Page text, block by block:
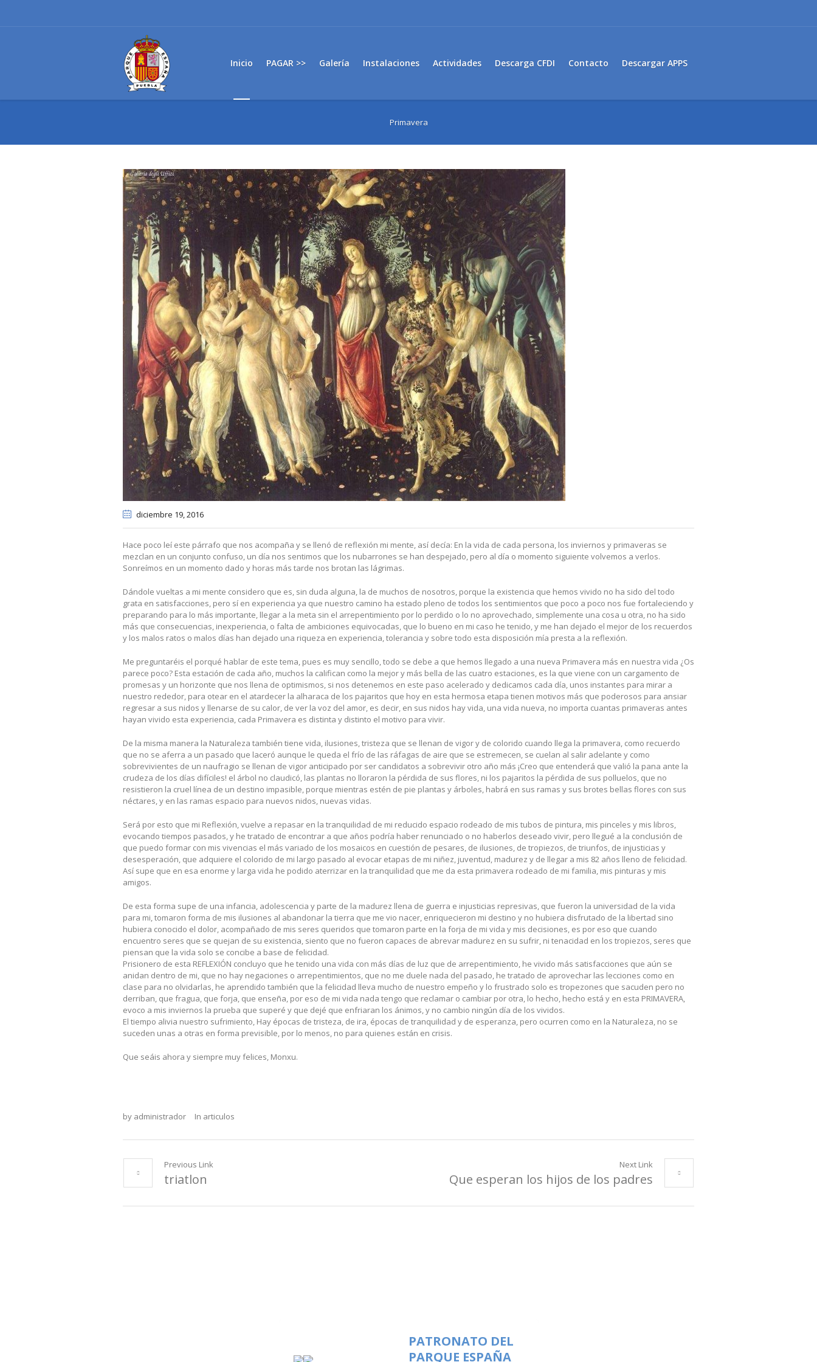
Inicio PAGAR >> Galería Instalaciones Actividades Descarga CFDI Contacto Descargar APPS
Primavera
diciembre 19, 2016
Hace poco leí este párrafo que nos acompaña y se llenó de reflexión mi mente, así decía: En la vida de cada persona, los inviernos y primaveras se
mezclan en un conjunto confuso, un día nos sentimos que los nubarrones se han despejado, pero al día o momento siguiente volvemos a verlos.
Sonreímos en un momento dado y horas más tarde nos brotan las lágrimas.
Dándole vueltas a mi mente considero que es, sin duda alguna, la de muchos de nosotros, porque la existencia que hemos vivido no ha sido del todo
grata en satisfacciones, pero sí en experiencia ya que nuestro camino ha estado pleno de todos los sentimientos que poco a poco nos fue fortaleciendo y
preparando para lo más importante, llegar a la meta sin el arrepentimiento por lo perdido o lo no aprovechado, simplemente una cosa u otra, no ha sido
más que consecuencias, inexperiencia, o falta de ambiciones equivocadas, que lo bueno en mi caso he tenido, y me han dejado el mejor de los recuerdos
y los malos ratos o malos días han dejado una riqueza en experiencia, tolerancia y sobre todo esta disposición mía presta a la reflexión.
Me preguntaréis el porqué hablar de este tema, pues es muy sencillo, todo se debe a que hemos llegado a una nueva Primavera más en nuestra vida ¿Os
parece poco? Esta estación de cada año, muchos la califican como la mejor y más bella de las cuatro estaciones, es la que viene con un cargamento de
promesas y un horizonte que nos llena de optimismos, si nos detenemos en este paso acelerado y dedicamos cada día, unos instantes para mirar a
nuestro rededor, para otear en el atardecer la alharaca de los pajaritos que hoy en esta hermosa etapa tienen motivos más que poderosos para ansiar
regresar a sus nidos y llenarse de su calor, de ver la voz del amor, es decir, en sus nidos hay vida, una vida nueva, no importa cuantas primaveras antes
hayan vivido esta experiencia, cada Primavera es distinta y distinto el motivo para vivir.
De la misma manera la Naturaleza también tiene vida, ilusiones, tristeza que se llenan de vigor y de colorido cuando llega la primavera, como recuerdo
que no se aferra a un pasado que laceró aunque le queda el frío de las ráfagas de aire que se estremecen, se cuelan al salir adelante y como
sobrevivientes de un naufragio se llenan de vigor anticipado por ser candidatos a sobrevivir otro año más ¡Creo que entenderá que valió la pana ante la
crudeza de los días difíciles! el árbol no claudicó, las plantas no lloraron la pérdida de sus flores, ni los pajaritos la pérdida de sus polluelos, que no
resistieron la cruel línea de un destino impasible, porque mientras estén de pie plantas y árboles, habrá en sus ramas y sus brotes bellas flores con sus
néctares, y en las ramas espacio para nuevos nidos, nuevas vidas.
Será por esto que mi Reflexión, vuelve a repasar en la tranquilidad de mi reducido espacio rodeado de mis tubos de pintura, mis pinceles y mis libros,
evocando tiempos pasados, y he tratado de encontrar a que años podría haber renunciado o no haberlos deseado vivir, pero llegué a la conclusión de
que puedo formar con mis vivencias el más variado de los mosaicos en cuestión de pesares, de ilusiones, de tropiezos, de triunfos, de injusticias y
desesperación, que adquiere el colorido de mi largo pasado al evocar etapas de mi niñez, juventud, madurez y de llegar a mis 82 años lleno de felicidad.
Así supe que en esa enorme y larga vida he podido aterrizar en la tranquilidad que me da esta primavera rodeado de mi familia, mis pinturas y mis
amigos.
De esta forma supe de una infancia, adolescencia y parte de la madurez llena de guerra e injusticias represivas, que fueron la universidad de la vida
para mi, tomaron forma de mis ilusiones al abandonar la tierra que me vio nacer, enriquecieron mi destino y no hubiera disfrutado de la libertad sino
hubiera conocido el dolor, acompañado de mis seres queridos que tomaron parte en la forja de mi vida y mis decisiones, es por eso que cuando
encuentro seres que se quejan de su existencia, siento que no fueron capaces de abrevar madurez en su sufrir, ni tenacidad en los tropiezos, seres que
piensan que la vida solo se concibe a base de felicidad.
Prisionero de esta REFLEXIÓN concluyo que he tenido una vida con más días de luz que de arrepentimiento, he vivido más satisfacciones que aún se
anidan dentro de mi, que no hay negaciones o arrepentimientos, que no me duele nada del pasado, he tratado de aprovechar las lecciones como en
clase para no olvidarlas, he aprendido también que la felicidad lleva mucho de nuestro empeño y lo frustrado solo es tropezones que sacuden pero no
derriban, que fragua, que forja, que enseña, por eso de mi vida nada tengo que reclamar o cambiar por otra, lo hecho, hecho está y en esta PRIMAVERA,
evoco a mis inviernos la prueba que superé y que dejé que enfriaran los ánimos, y no cambio ningún día de los vividos.
El tiempo alivia nuestro sufrimiento, Hay épocas de tristeza, de ira, épocas de tranquilidad y de esperanza, pero ocurren como en la Naturaleza, no se
suceden unas a otras en forma previsible, por lo menos, no para quienes están en crisis.
Que seáis ahora y siempre muy felices, Monxu.
by administrador In articulos
Previous Link
triatlon
Next Link
Que esperan los hijos de los padres
PATRONATO DEL
PARQUE ESPAÑA